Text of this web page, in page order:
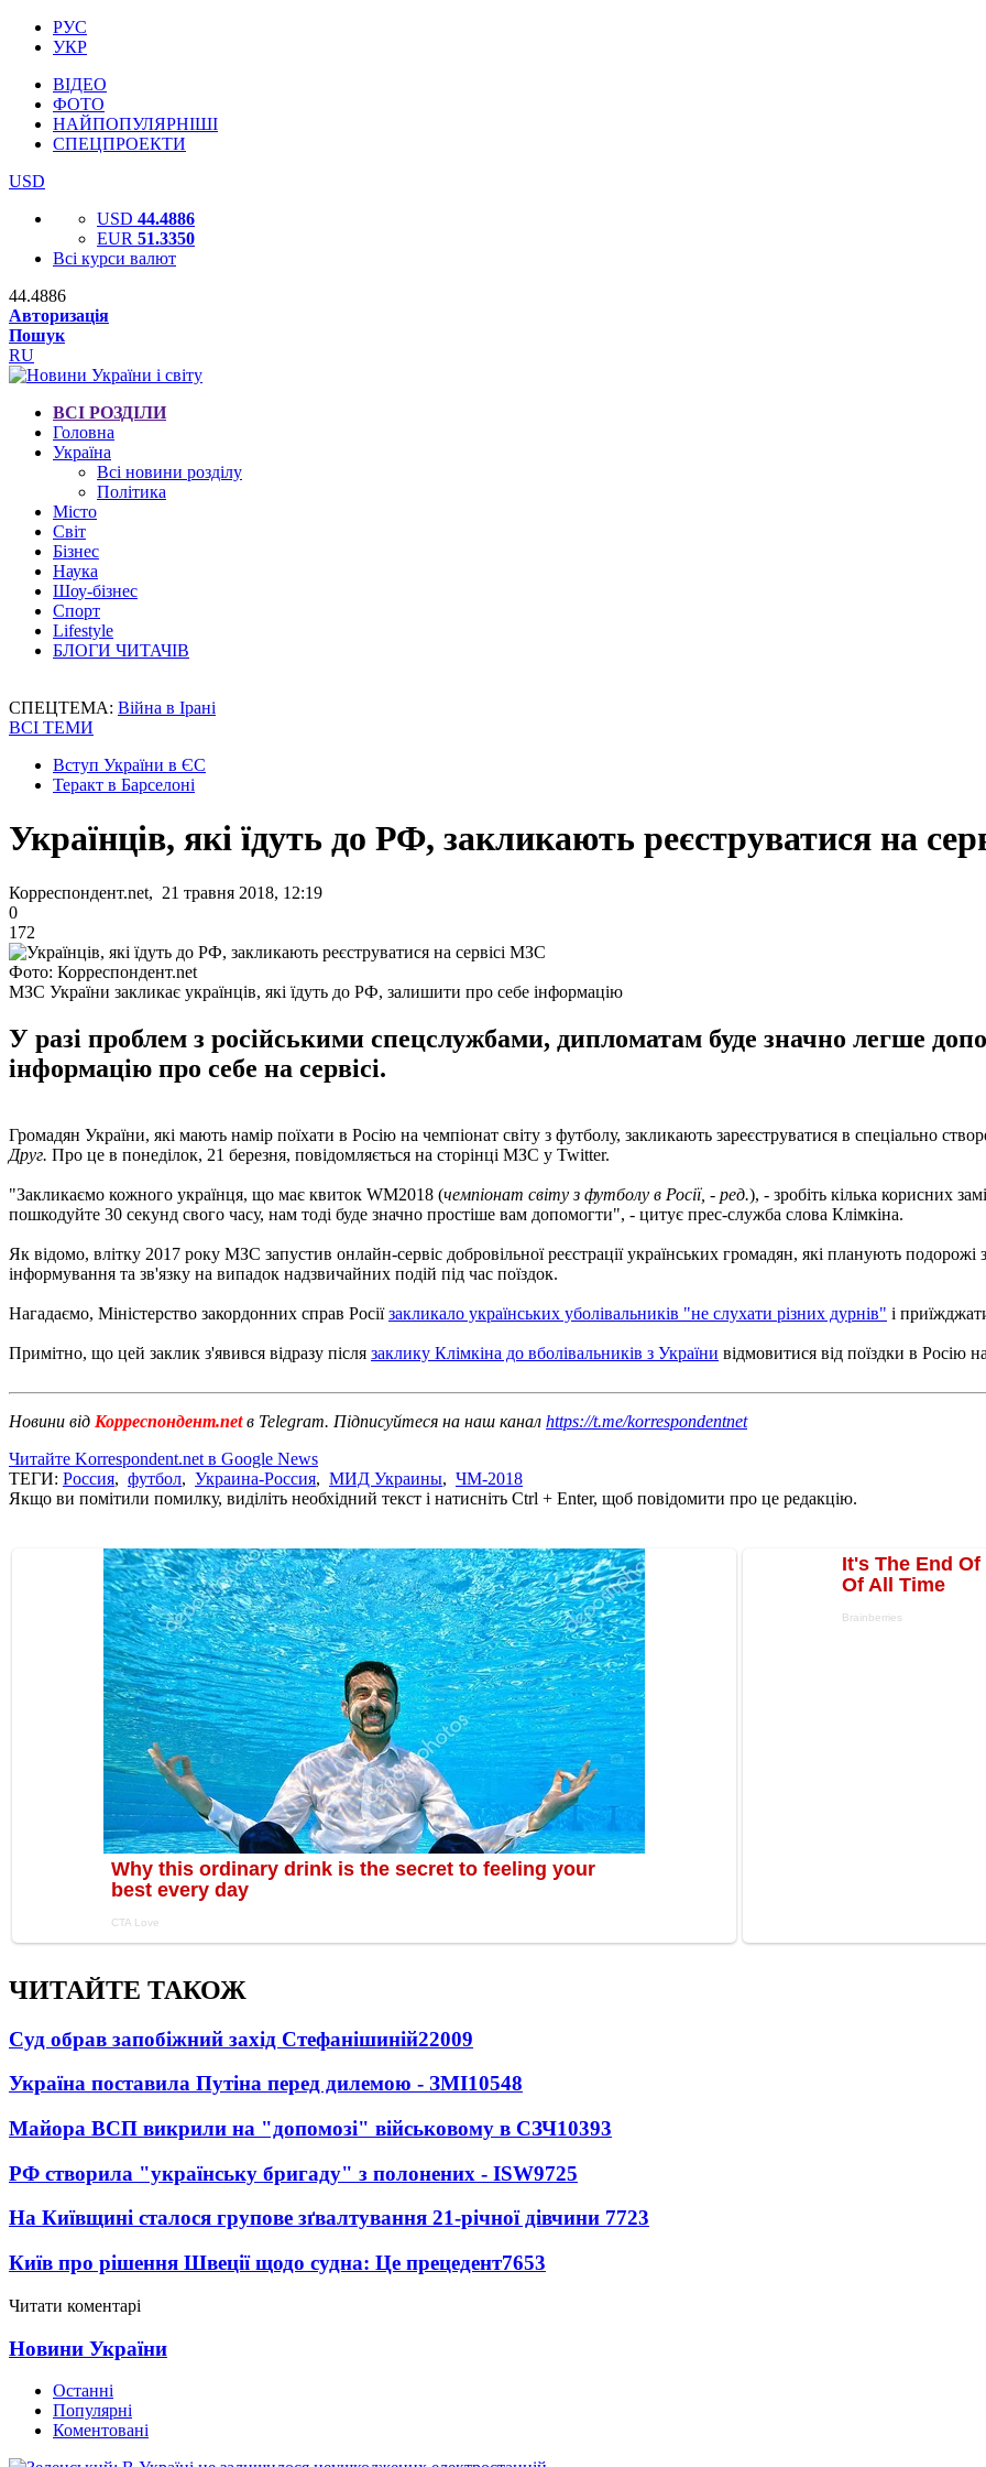
РУС
УКР
ВІДЕО
ФОТО
НАЙПОПУЛЯРНІШІ
СПЕЦПРОЕКТИ
USD
USD 44.4886
EUR 51.3350
Всі курси валют
44.4886
Авторизація
Пошук
RU
ВСІ РОЗДІЛИ
Головна
Україна
Всі новини розділу
Політика
Місто
Світ
Бізнес
Наука
Шоу-бізнес
Спорт
Lifestyle
БЛОГИ ЧИТАЧІВ
СПЕЦТЕМА: Війна в Ірані
ВСІ ТЕМИ
Вступ України в ЄС
Теракт в Барселоні
Українців, які їдуть до РФ, закликають реєструватися на
Корреспондент.net, 21 травня 2018, 12:19
0
172
Фото: Корреспондент.net
МЗС України закликає українців, які їдуть до РФ, залишити про себе інформацію
У разі проблем з російськими спецслужбами, дипломатам буде значно легше
інформацію про себе на сервісі.
Громадян України, які мають намір поїхати в Росію на чемпіонат світу з футболу, закликають зареєструватися в спеціально
Друг. Про це в понеділок, 21 березня, повідомляється на сторінці МЗС у Twitter.
"Закликаємо кожного українця, що має квиток WM2018 (чемпіонат світу з футболу в Росії, - ред.), - зробіть кілька корисних
пошкодуйте 30 секунд свого часу, нам тоді буде значно простіше вам допомогти", - цитує прес-служба слова Клімкіна.
Як відомо, влітку 2017 року МЗС запустив онлайн-сервіс добровільної реєстрації українських громадян, які планують подорожі
інформування та зв'язку на випадок надзвичайних подій під час поїздок.
Нагадаємо, Міністерство закордонних справ Росіїзакликало українських уболівальників "не слухати різних дурнів" і
Примітно, що цей заклик з'явився відразу після заклику Клімкіна до вболівальників з України відмовитися від поїздки в Росію
Новини від Корреспондент.netв Telegram. Підписуйтеся на наш канал https://t.me/korrespondentnet
Читайте Korrespondent.net в Google News
ТЕГИ: Россия, футбол, Украина-Россия, МИД Украины, ЧМ-2018
Якщо ви помітили помилку, виділіть необхідний текст і натисніть Ctrl + Enter, щоб повідомити про це редакцію.
ЧИТАЙТЕ ТАКОЖ
Суд обрав запобіжний захід Стефанішиній22009
Україна поставила Путіна перед дилемою - ЗМІ10548
Майора ВСП викрили на "допомозі" військовому в СЗЧ10393
РФ створила "українську бригаду" з полонених - ISW9725
На Київщині сталося групове зґвалтування 21-річної дівчини 7723
Київ про рішення Швеції щодо судна: Це прецедент7653
Читати коментарі
Новини України
Останні
Популярні
Коментовані